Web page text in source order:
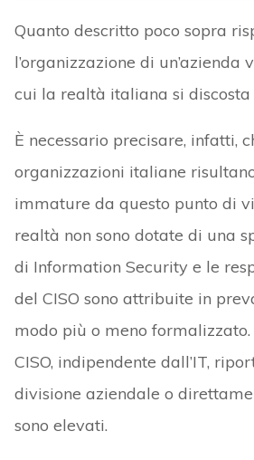
Quanto descritto poco sopra
l’organizzazione di un’azienda
cui la realtà italiana si discosta
È necessario precisare, infatti,
organizzazioni italiane
immature da questo punto di
realtà non sono dotate di una
di Information Security e le
del CISO sono attribuite in
modo più o meno
CISO, indipendente dall’IT,
divisione aziendale o
sono elevati.